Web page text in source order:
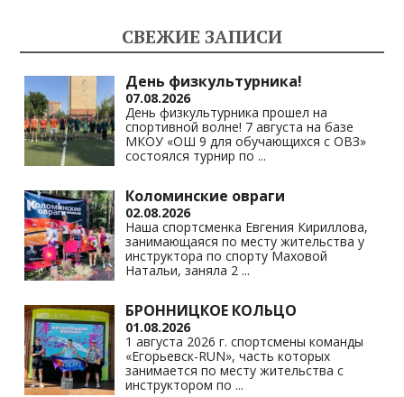
as
s
ni
ki
a
m
A
p
p
Li
n
k
СВЕЖИЕ ЗАПИСИ
День физкультурника!
07.08.2026
День физкультурника прошел на
спортивной волне! 7 августа на базе
МКОУ «ОШ 9 для обучающихся с ОВЗ»
состоялся турнир по ...
Коломинские овраги
02.08.2026
Наша спортсменка Евгения Кириллова,
занимающаяся по месту жительства у
инструктора по спорту Маховой
Натальи, заняла 2 ...
БРОННИЦКОЕ КОЛЬЦО
01.08.2026
1 августа 2026 г. спортсмены команды
«Егорьевск-RUN», часть которых
занимается по месту жительства с
инструктором по ...